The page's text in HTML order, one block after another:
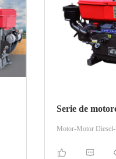
Motor-Motor Diesel-